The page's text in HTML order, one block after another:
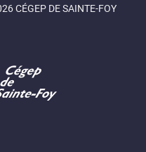
CÉGEP DE SAINTE-FOY
Foy